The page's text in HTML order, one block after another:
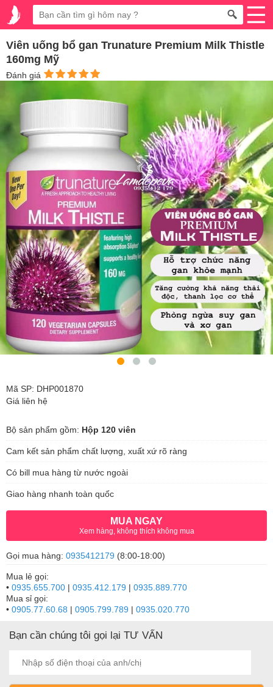
Viên uống bổ gan Trunature Premium Milk Thistle
160mg Mỹ
Đánh giá
Mã SP: DHP001870
Giá liên hệ
Bộ sản phẩm gồm: Hộp 120 viên
Cam kết sản phẩm chất lượng, xuất xứ rõ ràng
Có bill mua hàng từ nước ngoài
Giao hàng nhanh toàn quốc
MUA NGAY
Xem hàng, không thích không mua
Gọi mua hàng: 0935412179 (8:00-18:00)
Mua lẻ gọi:
• 0935.655.700 | 0935.412.179 | 0935.889.770
Mua sỉ gọi:
• 0905.77.60.68 | 0905.799.789 | 0935.020.770
Bạn cần chúng tôi gọi lại TƯ VẤN